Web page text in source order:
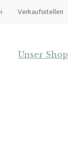
Verkaufsstellen
Unser Shop